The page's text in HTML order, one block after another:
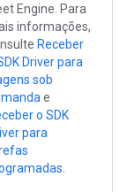
Engine. Para
informações,
Receber
Driver para
sob
e
o SDK
para